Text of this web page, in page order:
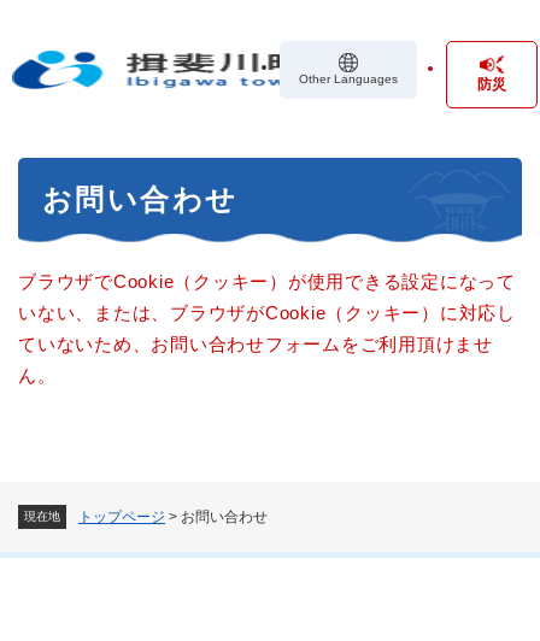
の
Other Languages 防災
現在地 トップページ > お問い合わせ
お問い合わせ
ブラウザでCookie（クッキー）が使用できる設定になって
いない、または、ブラウザがCookie（クッキー）に対応し
ていないため、お問い合わせフォームをご利用頂けませ
ん。